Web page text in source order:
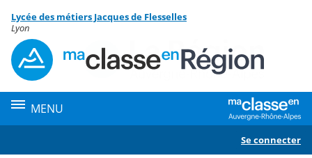
Menu de la rubrique
Contenu
Lycée des métiers Jacques de Flesselles
Lyon
MENU
Se connecter